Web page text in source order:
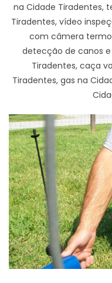
na Cidade Tiradentes,
Tiradentes, vídeo
com câmera
detecção de canos
Tiradentes, caça
Tiradentes, gas na